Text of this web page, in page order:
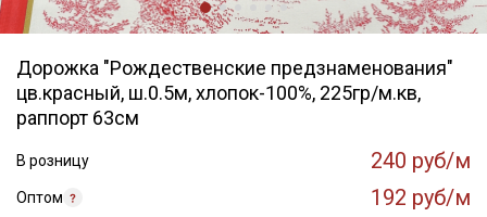
Дорожка "Рождественские предзнаменования"
цв.красный, ш.0.5м, хлопок-100%, 225гр/м.кв,
раппорт 63см
В розницу 240 руб/м
Оптом 192 руб/м